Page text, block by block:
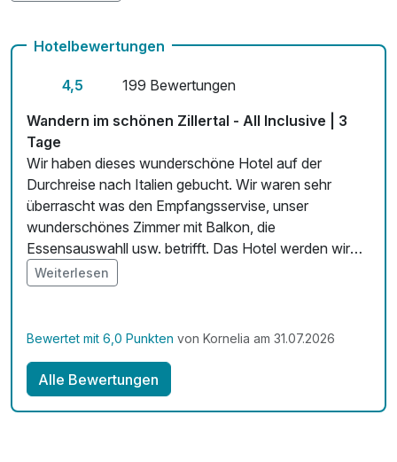
Hotelbewertungen
4,5
199 Bewertungen
Wandern im schönen Zillertal - All Inclusive | 3
Tage
Wir haben dieses wunderschöne Hotel auf der
Durchreise nach Italien gebucht. Wir waren sehr
überrascht was den Empfangsservise, unser
wunderschönes Zimmer mit Balkon, die
Essensauswahll usw. betrifft. Das Hotel werden wir
auf unserer Rückreise wieder Buchen und es auch
unseren Freunden empfehlen. Wir haben uns hier sehr
Urlaubstage
Weiterlesen
Bewertet mit 6,0 Punkten von Kornelia am 31.07.2026
Alle Bewertungen